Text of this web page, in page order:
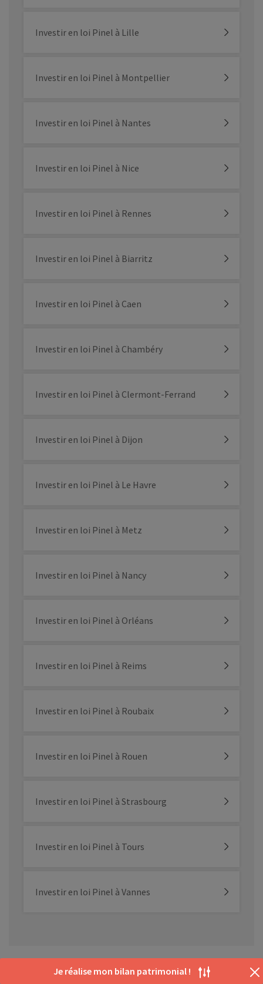
Investir en loi Pinel à Lille
Investir en loi Pinel à Montpellier
Investir en loi Pinel à Nantes
Investir en loi Pinel à Nice
Investir en loi Pinel à Rennes
Investir en loi Pinel à Biarritz
Investir en loi Pinel à Caen
Investir en loi Pinel à Chambéry
Investir en loi Pinel à Clermont-Ferrand
Investir en loi Pinel à Dijon
Investir en loi Pinel à Le Havre
Investir en loi Pinel à Metz
Investir en loi Pinel à Nancy
Investir en loi Pinel à Orléans
Investir en loi Pinel à Reims
Investir en loi Pinel à Roubaix
Investir en loi Pinel à Rouen
Investir en loi Pinel à Strasbourg
Investir en loi Pinel à Tours
Investir en loi Pinel à Vannes
Je réalise mon bilan patrimonial !